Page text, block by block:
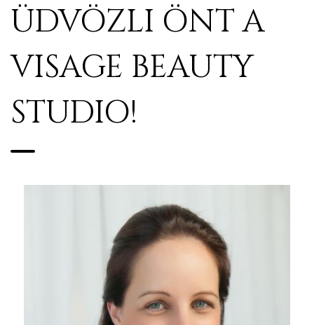
ÜDVÖZLI ÖNT A
VISAGE BEAUTY
STUDIO!